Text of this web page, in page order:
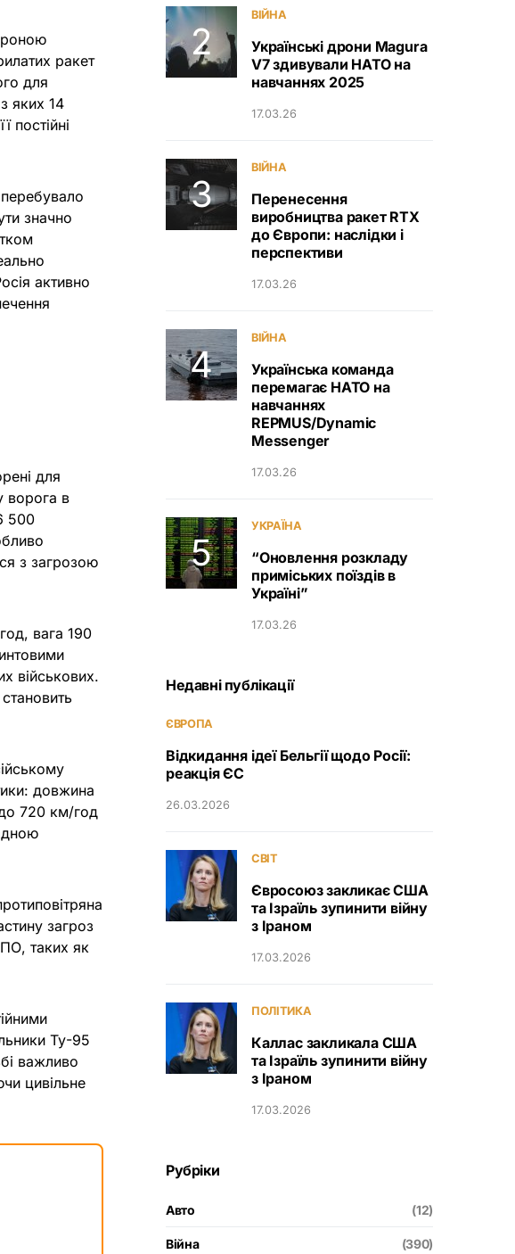
ракет
для
яких 14
постійні
значно
активно
для
ворога в
500
з загрозою
вага 190
військових.
довжина
720 км/год
загроз
таких як
Ту-95
важливо
цивільне
ВІЙНА
Українські дрони Magura
V7 здивували НАТО на
навчаннях 2025
17.03.26
ВІЙНА
Перенесення
виробництва ракет RTX
до Європи: наслідки і
перспективи
17.03.26
ВІЙНА
Українська команда
перемагає НАТО на
навчаннях
REPMUS/Dynamic
Messenger
17.03.26
УКРАЇНА
“Оновлення розкладу
приміських поїздів в
Україні”
17.03.26
Недавні публікації
ЄВРОПА
Відкидання ідеї Бельгії щодо Росії:
реакція ЄС
26.03.2026
СВІТ
Євросоюз закликає США
та Ізраїль зупинити війну
з Іраном
17.03.2026
ПОЛІТИКА
Каллас закликала США
та Ізраїль зупинити війну
з Іраном
17.03.2026
Рубріки
Авто (12)
Війна (390)